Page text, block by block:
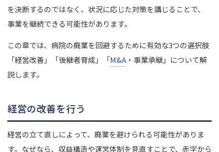
を決断するのではなく、状況に応じた対策を講じることで、
事業を継続できる可能性があります。
この章では、病院の廃業を回避するために有効な3つの選択肢
「経営改善」「後継者育成」「M&A ・事業承継」について解
説します。
経営の改善を行う
経営の立て直しによって、廃業を避けられる可能性がありま
す。 なぜなら、収益構造や運営体制を見直すことで、赤字から